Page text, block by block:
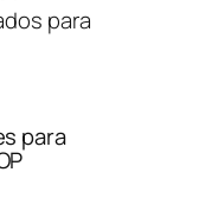
para
para